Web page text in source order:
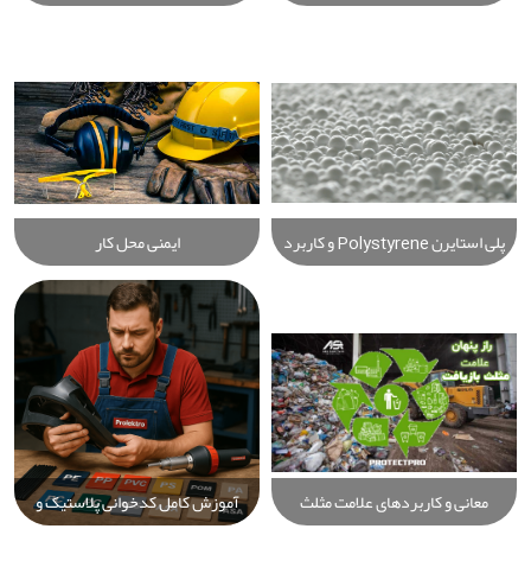
پلی استایرن Polystyrene و کاربرد
های آن
ایمنی محل کار
معانی و کاربردهای علامت مثلث
بازیافت پلاستیک: راهنمای جامع
آموزش کامل کدخوانی پلاستیک و
شناسایی انواع پلاستیک‌ها برای